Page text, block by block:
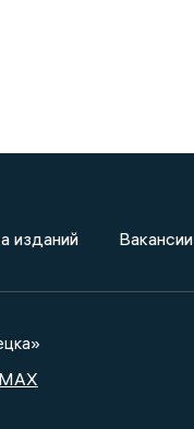
изданий Вакансии
MAX